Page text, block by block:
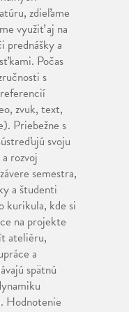
zdieľame
využiť aj na
prednášky a
Počas
s
zvuk, text,
Priebežne s
svoju
rozvoj
semestra,
a študenti
kurikula, kde si
na projekte
ateliéru,
a
spätnú
Hodnotenie